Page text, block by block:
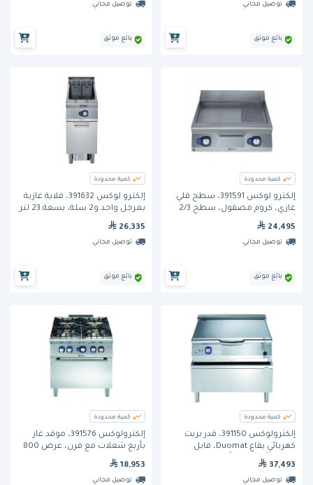
توصيل مجاني
بائع موثق
توصيل مجاني
بائع موثق
كمية محدودة
إلكترو لوكس 391591، سطح قلي
غازي، كروم مصقول، سطح 2/3
أملس + 1/3 مخطط
24,495
توصيل مجاني
بائع موثق
كمية محدودة
إلكترو لوكس 391632، قلاية غازية
بمرجل واحد و2 سلة، بسعة 23 لتر
26,335
توصيل مجاني
بائع موثق
كمية محدودة
إلكترولوكس 391150، قدر بريت
كهربائي بقاع Duomat، قابل
للإمالة أوتوماتيكياً، سعة 100 لتر
37,493
توصيل مجاني
كمية محدودة
إلكترولوكس 391576، موقد غاز
بأربع شعلات مع فرن، عرض 800
18,953
توصيل مجاني